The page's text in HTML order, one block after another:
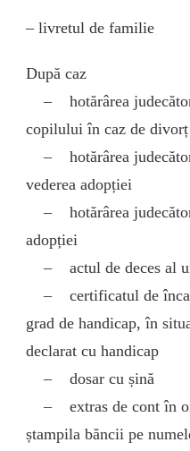
– livretul de familie
După caz
– hotărârea
copilului în caz de divorț
– hotărârea
vederea adopției
– hotărârea
adopției
– actul de deces al
– certificatul de
grad de handicap, în
declarat cu handicap
– dosar cu șină
– extras de cont în
ștampila băncii pe